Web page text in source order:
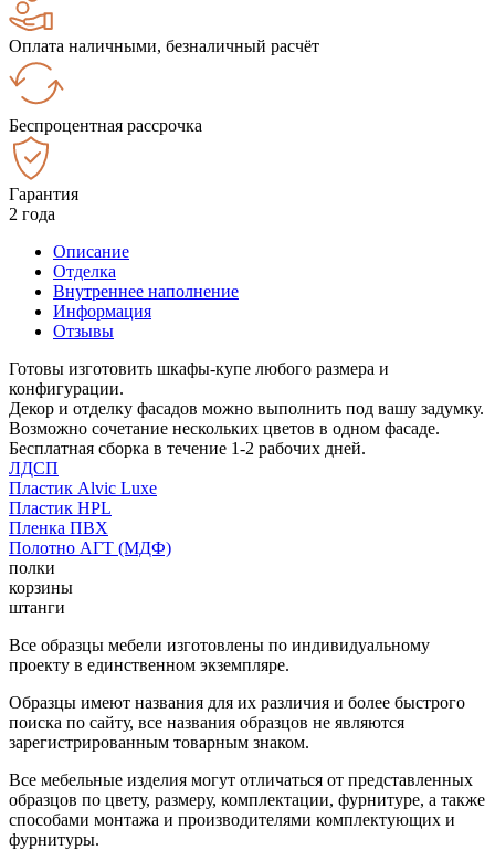
Оплата наличными, безналичный расчёт
Беспроцентная рассрочка
Гарантия
2 года
Описание
Отделка
Внутреннее наполнение
Информация
Отзывы
Готовы изготовить шкафы-купе любого размера и
конфигурации.
Декор и отделку фасадов можно выполнить под вашу задумку.
Возможно сочетание нескольких цветов в одном фасаде.
Бесплатная сборка в течение 1-2 рабочих дней.
ЛДСП
Пластик Alvic Luxe
Пластик HPL
Пленка ПВХ
Полотно АГТ (МДФ)
полки
корзины
штанги
Все образцы мебели изготовлены по индивидуальному
проекту в единственном экземпляре.
Образцы имеют названия для их различия и более быстрого
поиска по сайту, все названия образцов не являются
зарегистрированным товарным знаком.
Все мебельные изделия могут отличаться от представленных
образцов по цвету, размеру, комплектации, фурнитуре, а также
способами монтажа и производителями комплектующих и
фурнитуры.